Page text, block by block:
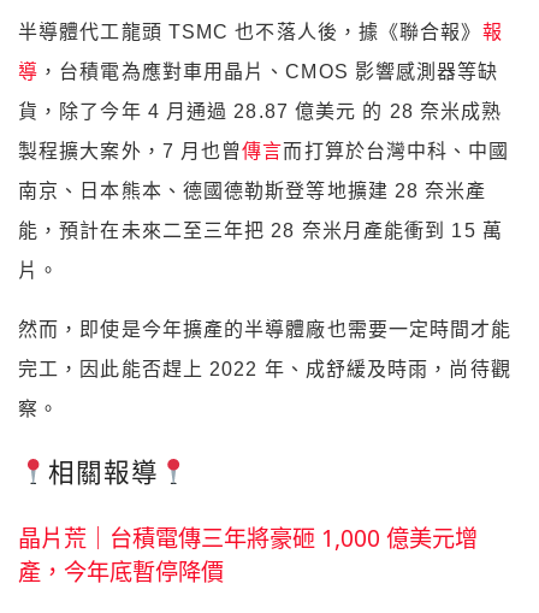
半導體代工龍頭 TSMC 也不落人後，據《聯合報》 報
導 ，台積電為應對車用晶片、CMOS 影響感測器等缺
貨，除了今年 4 月通過 28.87 億美元 的 28 奈米成熟
製程擴大案外，7 月也曾傳言而打算於台灣中科、中國
南京、日本熊本、德國德勒斯登等地擴建 28 奈米產
能，預計在未來二至三年把 28 奈米月產能衝到 15 萬
片。
然而，即使是今年擴產的半導體廠也需要一定時間才能
完工，因此能否趕上 2022 年、成舒緩及時雨，尚待觀
察。
相關報導
晶片荒｜台積電傳三年將豪砸 1,000 億美元增
產，今年底暫停降價